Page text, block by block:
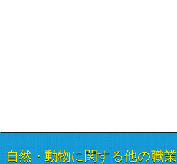
自然・動物に関する他の職業